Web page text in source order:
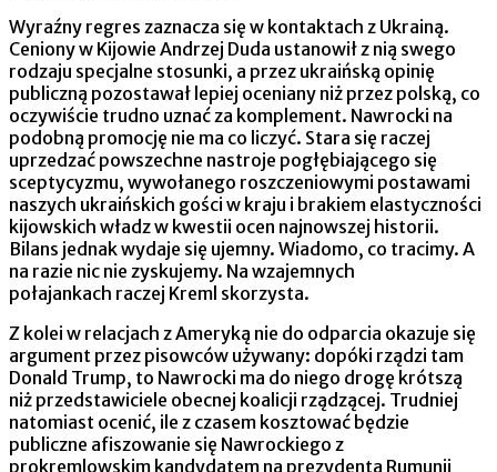
Wyraźny regres zaznacza się w kontaktach z Ukrainą.
Ceniony w Kijowie Andrzej Duda ustanowił z nią swego
rodzaju specjalne stosunki, a przez ukraińską opinię
publiczną pozostawał lepiej oceniany niż przez polską, co
oczywiście trudno uznać za komplement. Nawrocki na
podobną promocję nie ma co liczyć. Stara się raczej
uprzedzać powszechne nastroje pogłębiającego się
sceptycyzmu, wywołanego roszczeniowymi postawami
naszych ukraińskich gości w kraju i brakiem elastyczności
kijowskich władz w kwestii ocen najnowszej historii.
Bilans jednak wydaje się ujemny. Wiadomo, co tracimy. A
na razie nic nie zyskujemy. Na wzajemnych
połajankach raczej Kreml skorzysta.
Z kolei w relacjach z Ameryką nie do odparcia okazuje się
argument przez pisowców używany: dopóki rządzi tam
Donald Trump, to Nawrocki ma do niego drogę krótszą
niż przedstawiciele obecnej koalicji rządzącej. Trudniej
natomiast ocenić, ile z czasem kosztować będzie
publiczne afiszowanie się Nawrockiego z
prokremlowskim kandydatem na prezydenta Rumunii